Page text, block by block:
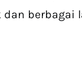
berbagai